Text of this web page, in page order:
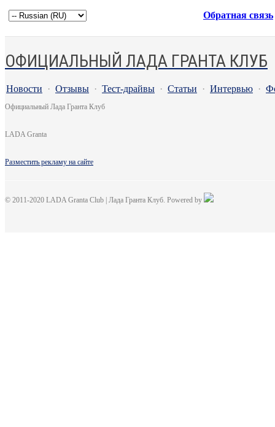
Обратная связь
ОФИЦИАЛЬНЫЙ ЛАДА ГРАНТА КЛУБ
Новости · Отзывы · Тест-драйвы · Статьи · Интервью ·
Официальный Лада Гранта Клуб
LADA Granta
Разместить рекламу на сайте
© 2011-2020 LADA Granta Club | Лада Гранта Клуб. Powered by